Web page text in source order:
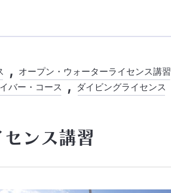
オープン・ウォーターライセンス講習
バー・コース
ダイビングライセンス
ンス講習